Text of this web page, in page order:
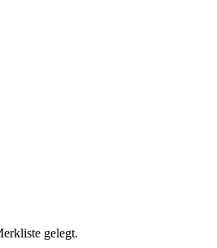
gelegt.